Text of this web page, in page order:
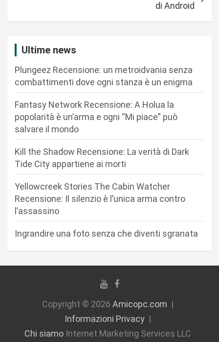
a
di Android
Ultime news
Plungeez Recensione: un metroidvania senza
combattimenti dove ogni stanza è un enigma
Fantasy Network Recensione: A Holua la
popolarità è un’arma e ogni “Mi piace” può
salvare il mondo
Kill the Shadow Recensione: La verità di Dark
Tide City appartiene ai morti
Yellowcreek Stories The Cabin Watcher
Recensione: Il silenzio è l’unica arma contro
l’assassino
Ingrandire una foto senza che diventi sgranata
Copyright © 2026 Amicopc.com
Informazioni Privacy
Chi siamoInternet Marketing Services LLC